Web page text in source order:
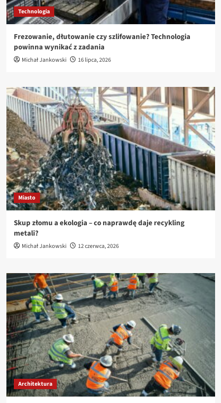
Technologia
Frezowanie, dłutowanie czy szlifowanie? Technologia
powinna wynikać z zadania
Michał Jankowski 16 lipca, 2026
Miasto
Skup złomu a ekologia – co naprawdę daje recykling
metali?
Michał Jankowski 12 czerwca, 2026
Architektura